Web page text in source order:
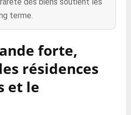
terme.
forte,
résidences
et le